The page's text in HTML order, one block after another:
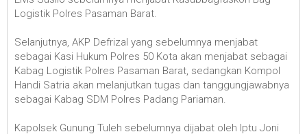
Logistik Polres Pasaman Barat.
Selanjutnya, AKP Defrizal yang sebelumnya menjabat
sebagai Kasi Hukum Polres 50 Kota akan menjabat sebagai
Kabag Logistik Polres Pasaman Barat, sedangkan Kompol
Handi Satria akan melanjutkan tugas dan tanggungjawabnya
sebagai Kabag SDM Polres Padang Pariaman.
Kapolsek Gunung Tuleh sebelumnya dijabat oleh Iptu Joni